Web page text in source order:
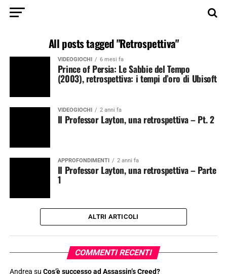
All posts tagged "Retrospettiva"
VIDEOGIOCHI 6 mesi fa
Prince of Persia: Le Sabbie del Tempo
(2003), retrospettiva: i tempi d’oro di Ubisoft
VIDEOGIOCHI 2 anni fa
Il Professor Layton, una retrospettiva – Pt. 2
APPROFONDIMENTI 2 anni fa
Il Professor Layton, una retrospettiva – Parte
1
ALTRI ARTICOLI
COMMENTI RECENTI
Andrea su Cos’è successo ad Assassin’s Creed?